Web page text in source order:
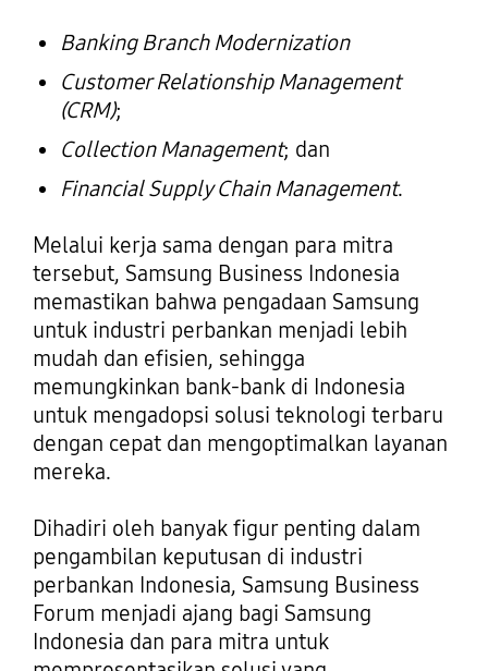
Banking Branch Modernization
Customer Relationship Management
(CRM);
Collection Management; dan
Financial Supply Chain Management.
Melalui kerja sama dengan para mitra
tersebut, Samsung Business Indonesia
memastikan bahwa pengadaan Samsung
untuk industri perbankan menjadi lebih
mudah dan efisien, sehingga
memungkinkan bank-bank di Indonesia
untuk mengadopsi solusi teknologi terbaru
dengan cepat dan mengoptimalkan layanan
mereka.
Dihadiri oleh banyak figur penting dalam
pengambilan keputusan di industri
perbankan Indonesia, Samsung Business
Forum menjadi ajang bagi Samsung
Indonesia dan para mitra untuk